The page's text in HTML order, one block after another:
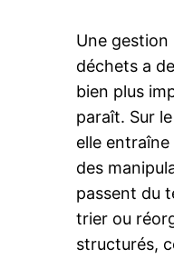
Une
déchets a
bien plus
paraît. Sur
elle
des
passent du
trier ou
structurés,